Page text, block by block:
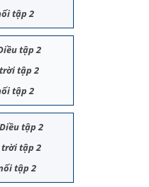
tập 2
tập 2
tập 2
tập 2
tập 2
trời tập 2
tập 2